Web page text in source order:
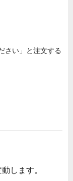
さい」と注文する
します。